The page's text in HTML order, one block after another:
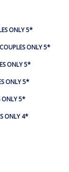
ONLY 5*
ONLY 5*
ONLY 5*
ONLY 5*
ONLY 5*
ONLY 4*